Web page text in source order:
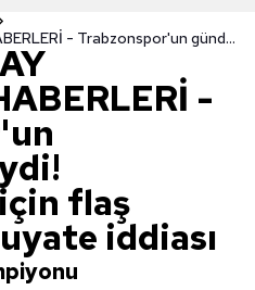
GALATASARAY TRANSFER HABERLERİ - Trabzonspor'un gündemindeydi! Galatasaray için flaş Cheikhou Kouyate iddiası
-
flaş
iddiası